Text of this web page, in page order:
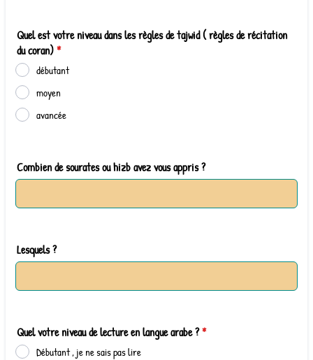
Quel est votre niveau dans les règles de tajwid ( règles de récitation
du coran)*
débutant
moyen
avancée
Combien de sourates ou hizb avez vous appris ?
Lesquels ?
Quel votre niveau de lecture en langue arabe ?*
Débutant , je ne sais pas lire